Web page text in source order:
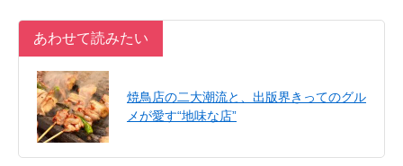
あわせて読みたい
焼鳥店の二大潮流と、出版界きってのグル
メが愛す“地味な店”